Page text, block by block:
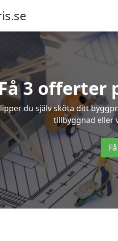
3 offerter
du själv sköta ditt
tillbyggnad eller